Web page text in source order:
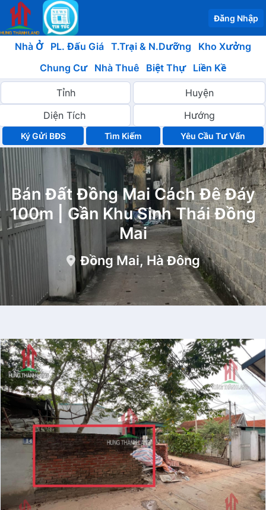
Đăng Nhập
Nhà Ở PL. Đấu Giá T.Trại & N.Dưỡng
Kho Xưởng
Chung Cư
Nhà Thuê Biệt Thự Liền Kề
Ký Gửi BĐS Yêu Cầu Tư Vấn
Bán Đất Đồng Mai Cách Đê Đáy
100m | Gần Khu Sinh Thái Đồng
Mai
Đồng Mai, Hà Đông